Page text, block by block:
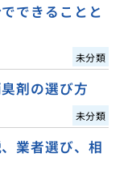
できることと
未分類
剤の選び方
未分類
業者選び、相